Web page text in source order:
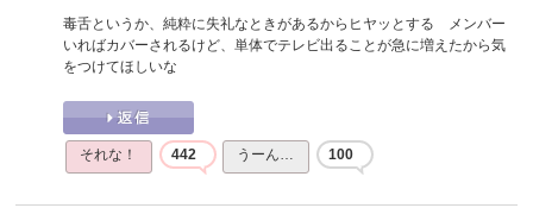
毒舌というか、純粋に失礼なときがあるからヒヤッとする メンバー
いればカバーされるけど、単体でテレビ出ることが急に増えたから気
をつけてほしいな
それな！ 442 うーん… 100